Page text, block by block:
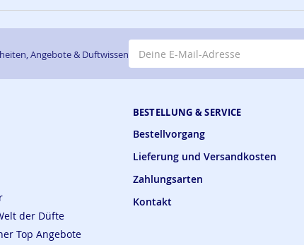
BESTELLUNG & SERVICE
Bestellvorgang
Lieferung und Versandkosten
Zahlungsarten
Kontakt
Angebote & Duftwissen
der Düfte
Top Angebote